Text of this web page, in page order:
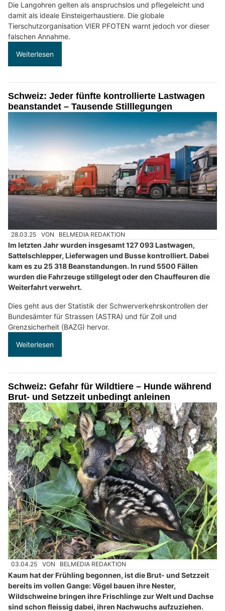
Die Langohren gelten als anspruchslos und pflegeleicht und
damit als ideale Einsteigerhaustiere. Die globale
Tierschutzorganisation VIER PFOTEN warnt jedoch vor dieser
falschen Annahme.
Weiterlesen
Schweiz: Jeder fünfte kontrollierte Lastwagen
beanstandet – Tausende Stilllegungen
28.03.25 VON BELMEDIA REDAKTION
Im letzten Jahr wurden insgesamt 127 093 Lastwagen,
Sattelschlepper, Lieferwagen und Busse kontrolliert. Dabei
kam es zu 25 318 Beanstandungen. In rund 5500 Fällen
wurden die Fahrzeuge stillgelegt oder den Chauffeuren die
Weiterfahrt verwehrt.
Dies geht aus der Statistik der Schwerverkehrskontrollen der
Bundesämter für Strassen (ASTRA) und für Zoll und
Grenzsicherheit (BAZG) hervor.
Weiterlesen
Schweiz: Gefahr für Wildtiere – Hunde während
Brut- und Setzzeit unbedingt anleinen
03.04.25 VON BELMEDIA REDAKTION
Kaum hat der Frühling begonnen, ist die Brut- und Setzzeit
bereits im vollen Gange: Vögel bauen ihre Nester,
Wildschweine bringen ihre Frischlinge zur Welt und Dachse
sind schon fleissig dabei, ihren Nachwuchs aufzuziehen.